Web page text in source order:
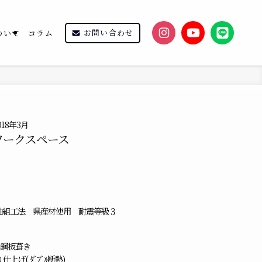
て コラム お問い合わせ
年3月
クスペース
工法 県産材使用 耐震等級３
板葺き
上げ( ﾀﾞﾌﾞﾙ断熱)